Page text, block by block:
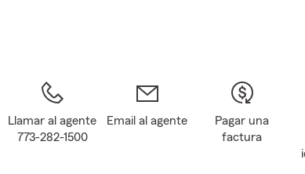
Llamar al agente
773-282-1500
Email al agente
Pagar una
factura